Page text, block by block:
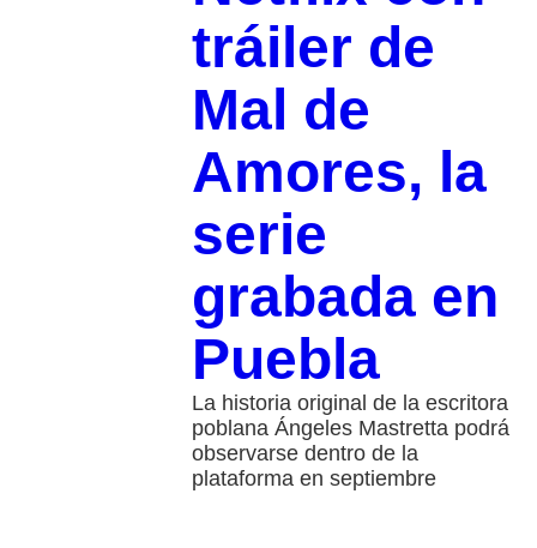
tráiler de
Mal de
Amores, la
serie
grabada en
Puebla
La historia original de la escritora
poblana Ángeles Mastretta podrá
observarse dentro de la
plataforma en septiembre